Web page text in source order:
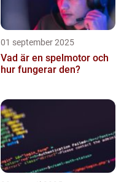
01 september 2025
Vad är en spelmotor och
hur fungerar den?